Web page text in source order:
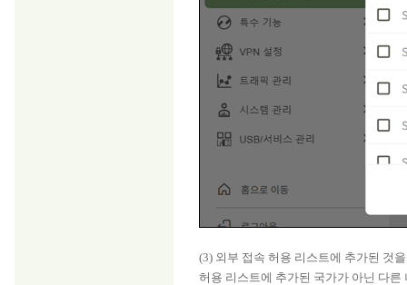
(3) 외부 접속 허용 리스트에 추가된 것
허용 리스트에 추가된 국가가 아닌 다